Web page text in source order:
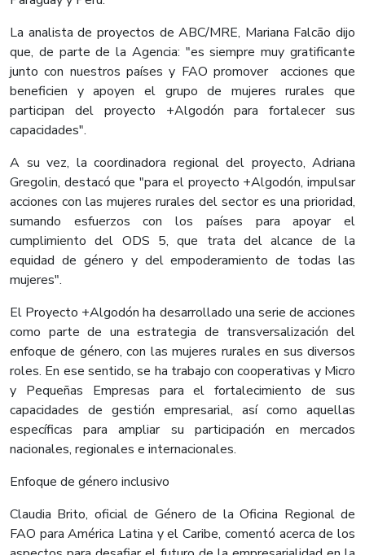
La analista de proyectos de ABC/MRE, Mariana Falcão dijo
que, de parte de la Agencia: "es siempre muy gratificante
junto con nuestros países y FAO promover acciones que
beneficien y apoyen el grupo de mujeres rurales que
participan del proyecto +Algodón para fortalecer sus
capacidades".
A su vez, la coordinadora regional del proyecto, Adriana
Gregolin, destacó que "para el proyecto +Algodón, impulsar
acciones con las mujeres rurales del sector es una prioridad,
sumando esfuerzos con los países para apoyar el
cumplimiento del ODS 5, que trata del alcance de la
equidad de género y del empoderamiento de todas las
mujeres".
El Proyecto +Algodón ha desarrollado una serie de acciones
como parte de una estrategia de transversalización del
enfoque de género, con las mujeres rurales en sus diversos
roles. En ese sentido, se ha trabajo con cooperativas y Micro
y Pequeñas Empresas para el fortalecimiento de sus
capacidades de gestión empresarial, así como aquellas
específicas para ampliar su participación en mercados
nacionales, regionales e internacionales.
Enfoque de género inclusivo
Claudia Brito, oficial de Género de la Oficina Regional de
FAO para América Latina y el Caribe, comentó acerca de los